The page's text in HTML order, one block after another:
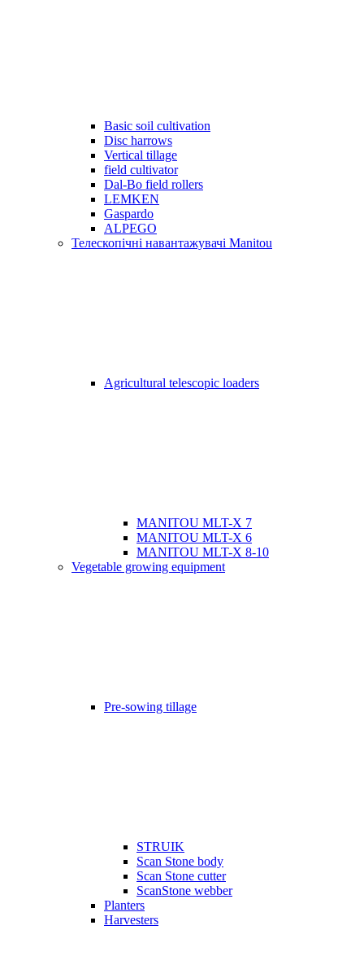
Basic soil cultivation
Disc harrows
Vertical tillage
field cultivator
Dal-Bo field rollers
LEMKEN
Gaspardo
ALPEGO
Телескопічні навантажувачі Manitou
Agricultural telescopic loaders
MANITOU MLT-X 7
MANITOU MLT-X 6
MANITOU MLT-X 8-10
Vegetable growing equipment
Pre-sowing tillage
STRUIK
Scan Stone body
Scan Stone cutter
ScanStone webber
Planters
Harvesters